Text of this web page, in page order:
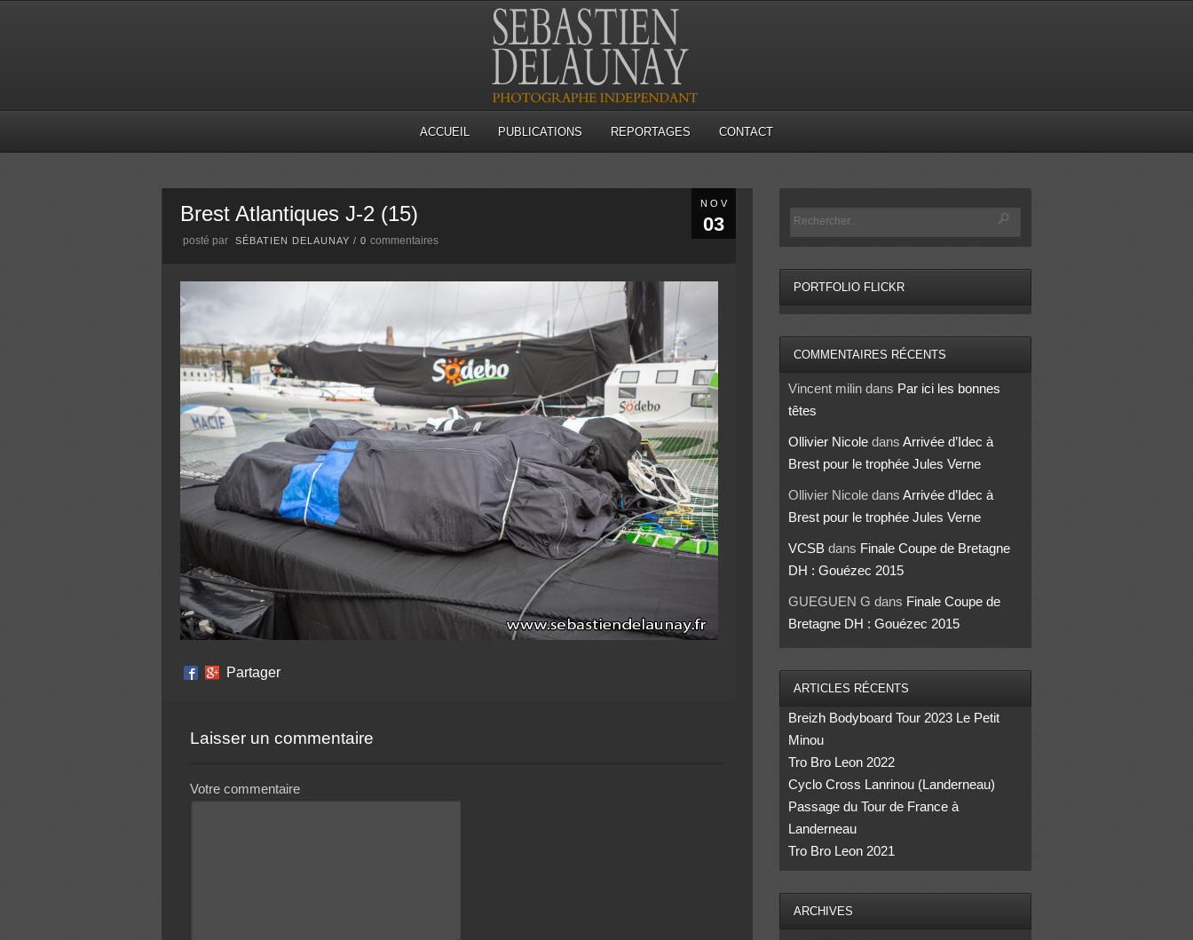
ACCUEIL PUBLICATIONS REPORTAGES CONTACT
NOV
03
Brest Atlantiques J-2 (15)
posté par SÉBATIEN DELAUNAY / 0 commentaires
Partager
Laisser un commentaire
Votre commentaire
PORTFOLIO FLICKR
COMMENTAIRES RÉCENTS
Vincent milindans Par ici les bonnes
têtes
Ollivier Nicoledans Arrivée d’Idec à
Brest pour le trophée Jules Verne
Ollivier Nicoledans Arrivée d’Idec à
Brest pour le trophée Jules Verne
VCSBdans Finale Coupe de Bretagne
DH : Gouézec 2015
GUEGUEN G dans Finale Coupe de
Bretagne DH : Gouézec 2015
ARTICLES RÉCENTS
Breizh Bodyboard Tour 2023 Le Petit
Minou
Tro Bro Leon 2022
Cyclo Cross Lanrinou (Landerneau)
Passage du Tour de France à
Landerneau
Tro Bro Leon 2021
ARCHIVES